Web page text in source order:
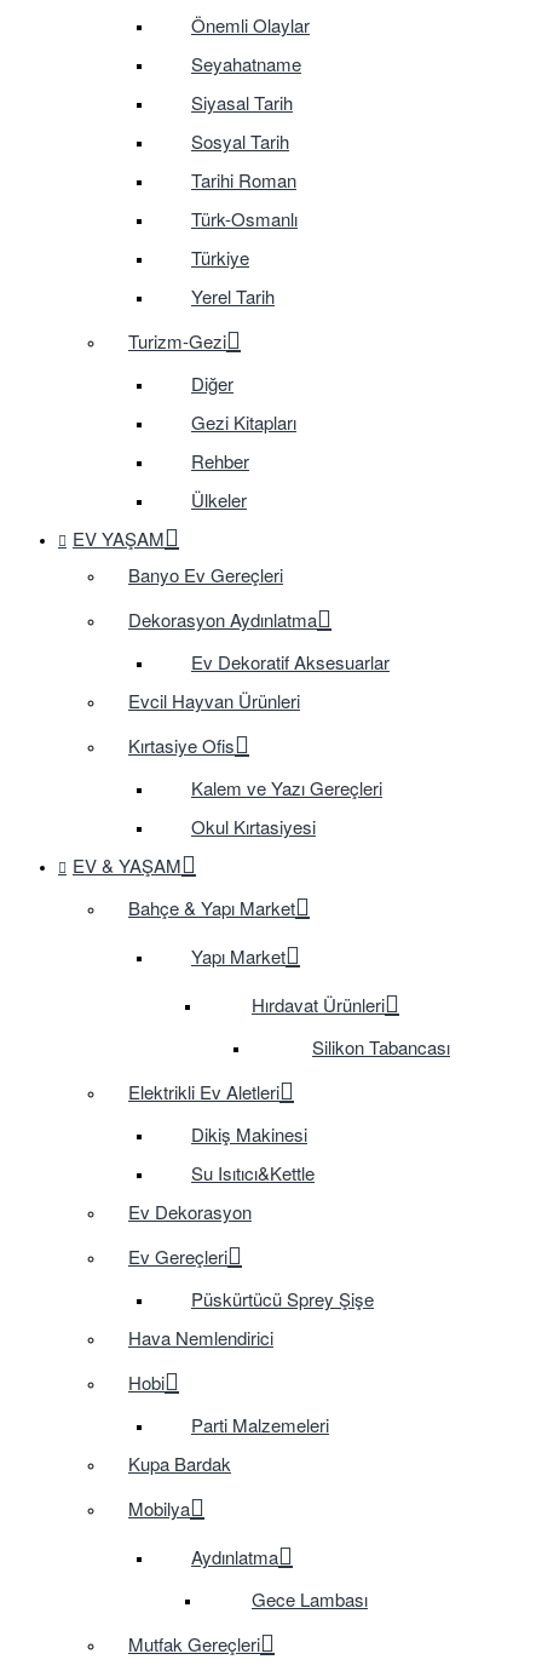
Önemli Olaylar
Seyahatname
Siyasal Tarih
Sosyal Tarih
Tarihi Roman
Türk-Osmanlı
Türkiye
Yerel Tarih
Turizm-Gezi
Diğer
Gezi Kitapları
Rehber
Ülkeler
EV YAŞAM
Banyo Ev Gereçleri
Dekorasyon Aydınlatma
Ev Dekoratif Aksesuarlar
Evcil Hayvan Ürünleri
Kırtasiye Ofis
Kalem ve Yazı Gereçleri
Okul Kırtasiyesi
EV & YAŞAM
Bahçe & Yapı Market
Yapı Market
Hırdavat Ürünleri
Silikon Tabancası
Elektrikli Ev Aletleri
Dikiş Makinesi
Su Isıtıcı&Kettle
Ev Dekorasyon
Ev Gereçleri
Püskürtücü Sprey Şişe
Hava Nemlendirici
Hobi
Parti Malzemeleri
Kupa Bardak
Mobilya
Aydınlatma
Gece Lambası
Mutfak Gereçleri